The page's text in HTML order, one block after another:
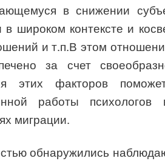
в снижении
в широком контексте и
и т.п.В этом
за счет
этих факторов
работы
миграции.
обнаружились